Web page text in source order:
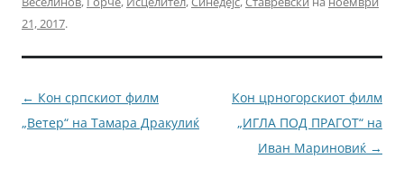
e
o
k
er l e
21, 2017.
Навигација
за
← Кон српскиот филм
„Ветер“ на Тамара Дракулиќ
Кон црногорскиот филм
„ИГЛА ПОД ПРАГОТ“ на
Иван Мариновиќ →